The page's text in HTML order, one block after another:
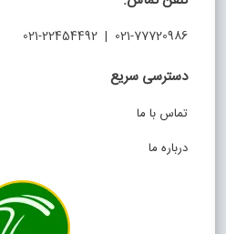
021-77720986 | 021-22454492
دسترسی سریع
تماس با ما
درباره ما